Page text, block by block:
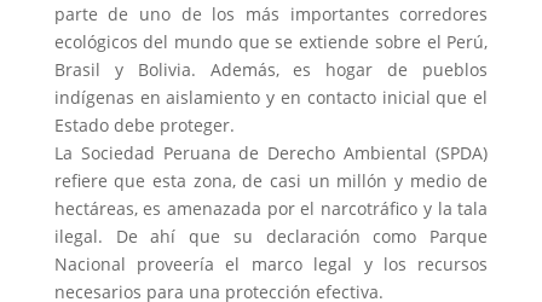
parte de uno de los más importantes corredores
ecológicos del mundo que se extiende sobre el Perú,
Brasil y Bolivia. Además, es hogar de pueblos
indígenas en aislamiento y en contacto inicial que el
Estado debe proteger.
La Sociedad Peruana de Derecho Ambiental (SPDA)
refiere que esta zona, de casi un millón y medio de
hectáreas, es amenazada por el narcotráfico y la tala
ilegal. De ahí que su declaración como Parque
Nacional proveería el marco legal y los recursos
necesarios para una protección efectiva.